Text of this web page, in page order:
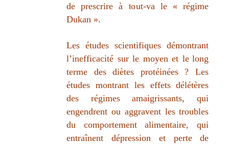
de prescrire à tout-va le « régime
Dukan ».
Les études scientifiques démontrant
l’inefficacité sur le moyen et le long
terme des diètes protéinées ? Les
études montrant les effets délétères
des régimes amaigrissants, qui
engendrent ou aggravent les troubles
du comportement alimentaire, qui
entraînent dépression et perte
de